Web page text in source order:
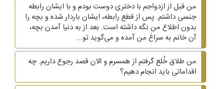
من قبل از ازدواجم با دختری دوست بودم و با ایشان رابطه
جنسی داشتم. پس از قطع رابطه، ایشان باردار شده و بچه را
بدون اطلاع من نگه داشته است. بعد از به دنیا آمدن بچه،
آن خانم به سراغ من آمده و می‌گوید تو...
من طلاق خُلع گرفتم از همسرم و الان قصد رجوع داریم. چه
اقداماتی باید انجام دهیم؟